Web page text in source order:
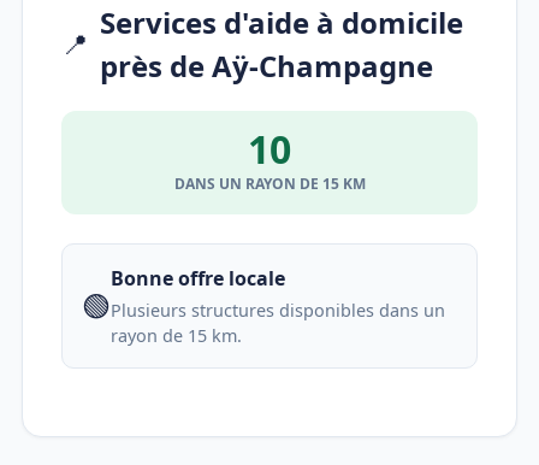
📍
Services d'aide à domicile
près de Aÿ-Champagne
10
DANS UN RAYON DE 15 KM
🟢
Bonne offre locale
Plusieurs structures disponibles dans un
rayon de 15 km.